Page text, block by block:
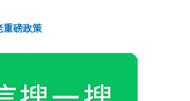
重磅政策